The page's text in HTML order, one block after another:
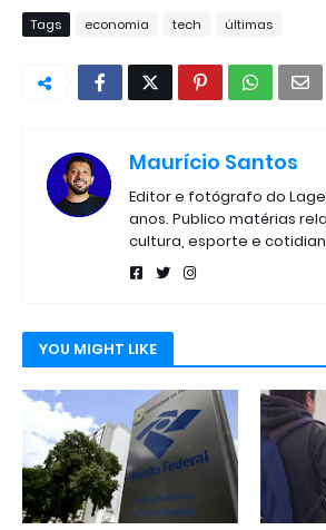
Tags economia tech últimas
Maurício Santos
Editor e fotógrafo do
anos. Publico matérias
cultura, esporte e
YOU MIGHT LIKE